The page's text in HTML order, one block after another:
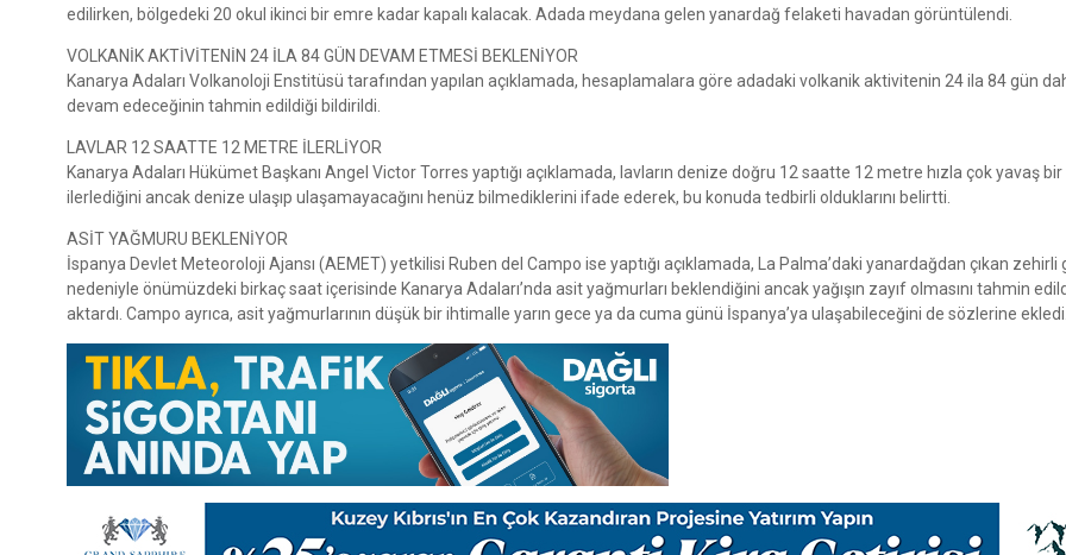
edilirken, bölgedeki 20 okul ikinci bir emre kadar kapalı kalacak. Adada meydana gelen yanardağ felaketi havadan görüntülendi.
VOLKANİK AKTİVİTENİN 24 İLA 84 GÜN DEVAM ETMESİ BEKLENİYOR
Kanarya Adaları Volkanoloji Enstitüsü tarafından yapılan açıklamada, hesaplamalara göre adadaki volkanik aktivitenin 24 ila 84 gün
devam edeceğinin tahmin edildiği bildirildi.
LAVLAR 12 SAATTE 12 METRE İLERLİYOR
Kanarya Adaları Hükümet Başkanı Angel Victor Torres yaptığı açıklamada, lavların denize doğru 12 saatte 12 metre hızla çok yavaş
ilerlediğini ancak denize ulaşıp ulaşamayacağını henüz bilmediklerini ifade ederek, bu konuda tedbirli olduklarını belirtti.
ASİT YAĞMURU BEKLENİYOR
İspanya Devlet Meteoroloji Ajansı (AEMET) yetkilisi Ruben del Campo ise yaptığı açıklamada, La Palma’daki yanardağdan çıkan zehirli
nedeniyle önümüzdeki birkaç saat içerisinde Kanarya Adaları’nda asit yağmurları beklendiğini ancak yağışın zayıf olmasını tahmin
aktardı. Campo ayrıca, asit yağmurlarının düşük bir ihtimalle yarın gece ya da cuma günü İspanya’ya ulaşabileceğini de sözlerine